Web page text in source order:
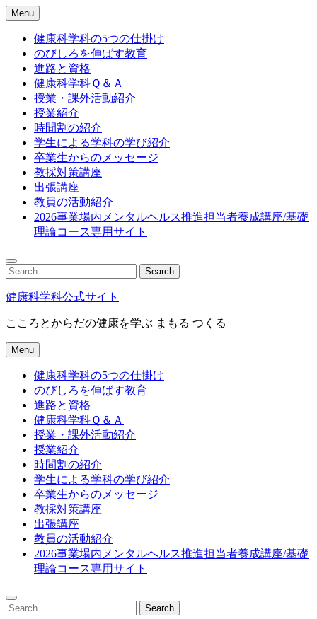
Skip
to
content
Menu
健康科学科の5つの仕掛け
のびしろを伸ばす教育
進路と資格
健康科学科Ｑ＆Ａ
授業・課外活動紹介
授業紹介
時間割の紹介
学生による学科の学び紹介
卒業生からのメッセージ
教採対策講座
出張講座
教員の活動紹介
2026事業場内メンタルヘルス推進担当者養成講座/基礎
理論コース専用サイト
Search
for:
Search
健康科学科公式サイト
こころとからだの健康を学ぶ まもる つくる
Menu
健康科学科の5つの仕掛け
のびしろを伸ばす教育
進路と資格
健康科学科Ｑ＆Ａ
授業・課外活動紹介
授業紹介
時間割の紹介
学生による学科の学び紹介
卒業生からのメッセージ
教採対策講座
出張講座
教員の活動紹介
2026事業場内メンタルヘルス推進担当者養成講座/基礎
理論コース専用サイト
Search
for:
Search